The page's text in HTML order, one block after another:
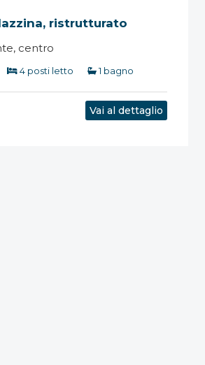
ristrutturato
centro
4 posti letto 1 bagno
Vai al dettaglio